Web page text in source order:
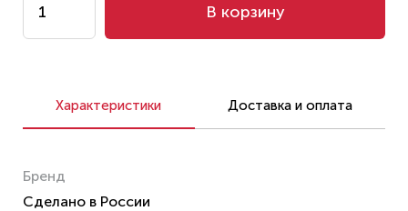
В корзину
Характеристики Доставка и оплата
Бренд
Сделано в России